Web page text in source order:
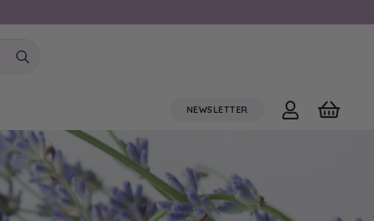
NEWSLETTER